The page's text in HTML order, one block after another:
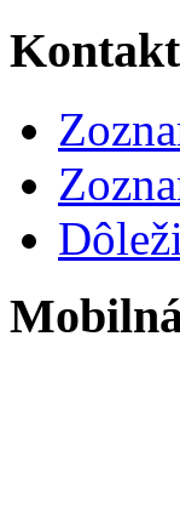
Kontakt